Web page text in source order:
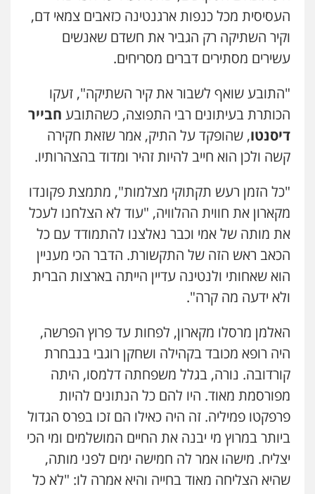
העסיסית מכל כנפות ארגנטינה כזאבים צמאי דם,
וקיר השתיקה רק הגביר את חשדם שאנשים
עשירים מסתירים דברים מסריחים.
"התובע שואף לשבור את קיר השתיקה", זעקו
הכותרת בעיתונים רבי התפוצה, כשהתובע חבייר
דיסנטו, שהופקד על התיק, אמר שזאת חקירה
קשה ולכן הוא חייב להיות זהיר ומדוד בהצהרותיו.
"כל הזמן רעש תקתוקי מצלמות", מתמצת פקונדו
מקארון את חווית ההלוויה, "עוד לא הצלחנו לעכל
את מותה של אמי וכבר נאלצנו להתמודד עם כל
הכאב ראש הזה של התקשורת. הדבר הכי מעניין
הוא שאחותי ולנטינה עדיין הייתה בארצות הברית
ולא ידעה מה קרה".
האלמן מרסלו מקארון, לפחות עד פרוץ הפרשה,
היה רופא מכובד בקהילה ושחקן רוגבי בנבחרת
קורדובה. נורה, בגלל משפחתה דלמסו, היתה
מפורסמת מאוד. היו להם כל הנתונים להיות
פרפקטו פמיליה. זה היה כאילו הם זכו בפרס הגדול
ביותר במרוץ מי יבנה את החיים המושלמים ומי הכי
יצליח. מישהו אמר לה חמישה ימים לפני מותה,
שהיא הצליחה מאוד בחייה והיא אמרה לו: "לא כל